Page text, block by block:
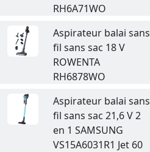
RH6A71WO
Aspirateur balai sans
fil sans sac 18 V
ROWENTA
RH6878WO
Aspirateur balai sans
fil sans sac 21,6 V 2
en 1 SAMSUNG
VS15A6031R1 Jet 60